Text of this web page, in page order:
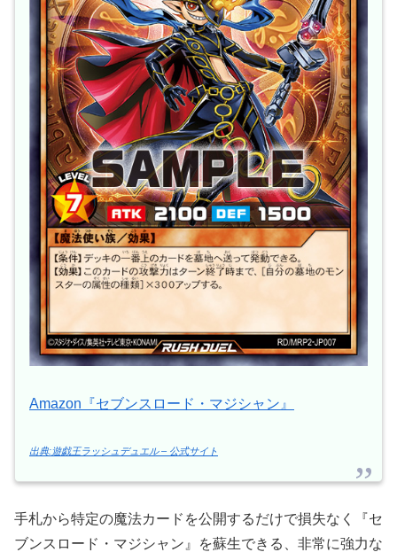
Amazon『セブンスロード・マジシャン』
出典:遊戯王ラッシュデュエル – 公式サイト
手札から特定の魔法カードを公開するだけで損失なく『セ
ブンスロード・マジシャン』を蘇生できる、非常に強力な